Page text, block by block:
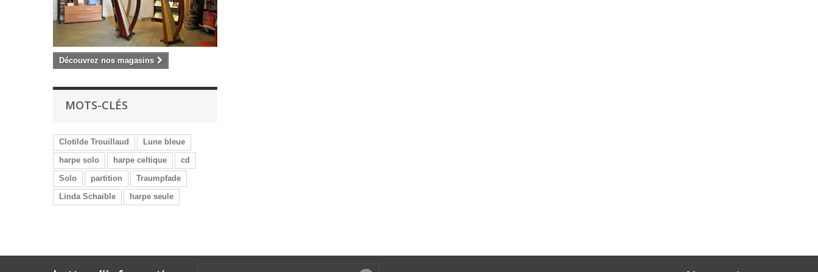
Découvrez nos magasins
MOTS-CLÉS
Clotilde Trouillaud
Lune bleue
harpe solo
harpe celtique
cd
Solo
partition
Traumpfade
Linda Schaible
harpe seule